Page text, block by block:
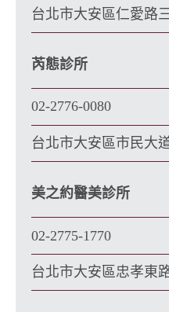
台北市大安區仁愛路
芮態診所
02-2776-0080
台北市大安區市民大
美之約醫美診所
02-2775-1770
台北市大安區忠孝東